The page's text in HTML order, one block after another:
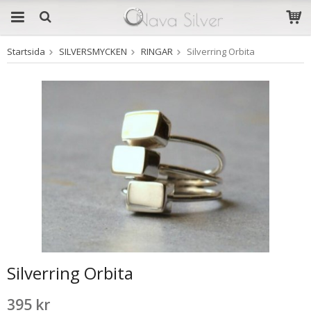
Produkten har blivit
tillagd i varukorgen
Startsida SILVERSMYCKEN RINGAR Silverring Orbita
Silverring Orbita
395 kr